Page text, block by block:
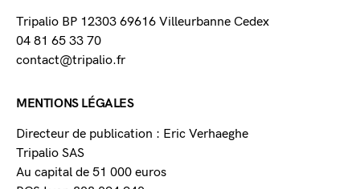
Tripalio BP 12303 69616 Villeurbanne Cedex
04 81 65 33 70
contact@tripalio.fr
MENTIONS LÉGALES
Directeur de publication : Eric Verhaeghe
Tripalio SAS
Au capital de 51 000 euros